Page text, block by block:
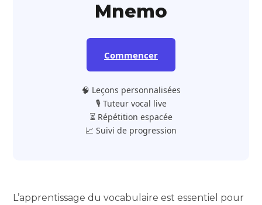
Mnemo
Commencer
🧠 Leçons personnalisées
🎙️ Tuteur vocal live
⏳ Répétition espacée
📈 Suivi de progression
L’apprentissage du vocabulaire est essentiel pour